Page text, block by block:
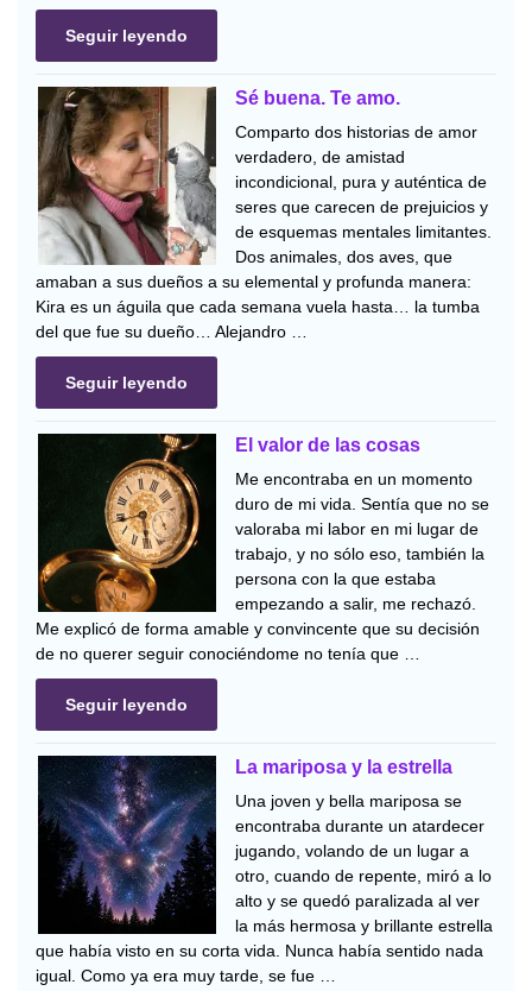
Seguir leyendo
Sé buena. Te amo.
Comparto dos historias de amor
verdadero, de amistad
incondicional, pura y auténtica de
seres que carecen de prejuicios y
de esquemas mentales limitantes.
Dos animales, dos aves, que
amaban a sus dueños a su elemental y profunda manera:
Kira es un águila que cada semana vuela hasta… la tumba
del que fue su dueño… Alejandro …
Seguir leyendo
El valor de las cosas
Me encontraba en un momento
duro de mi vida. Sentía que no se
valoraba mi labor en mi lugar de
trabajo, y no sólo eso, también la
persona con la que estaba
empezando a salir, me rechazó.
Me explicó de forma amable y convincente que su decisión
de no querer seguir conociéndome no tenía que …
Seguir leyendo
La mariposa y la estrella
Una joven y bella mariposa se
encontraba durante un atardecer
jugando, volando de un lugar a
otro, cuando de repente, miró a lo
alto y se quedó paralizada al ver
la más hermosa y brillante estrella
que había visto en su corta vida. Nunca había sentido nada
igual. Como ya era muy tarde, se fue …